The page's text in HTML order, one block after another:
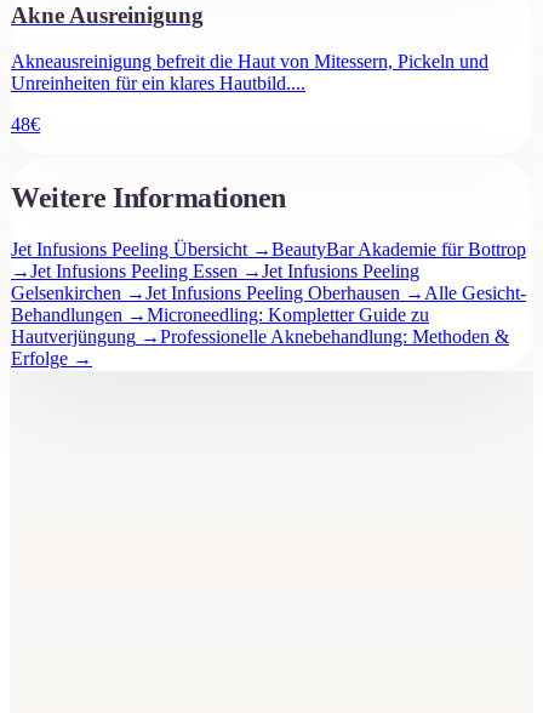
Akne Ausreinigung
Akneausreinigung befreit die Haut von Mitessern, Pickeln und
Unreinheiten für ein klares Hautbild....
48€
Weitere Informationen
Jet Infusions Peeling Übersicht →BeautyBar Akademie für Bottrop
→Jet Infusions Peeling Essen →Jet Infusions Peeling
Gelsenkirchen →Jet Infusions Peeling Oberhausen → Alle Gesicht-
Behandlungen →Microneedling: Kompletter Guide zu
Hautverjüngung →Professionelle Aknebehandlung: Methoden &
Erfolge →